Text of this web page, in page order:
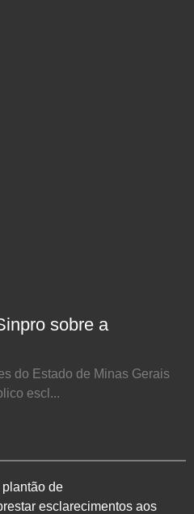
sobre a
do Estado de Minas Gerais
escl...
de
esclarecimentos aos